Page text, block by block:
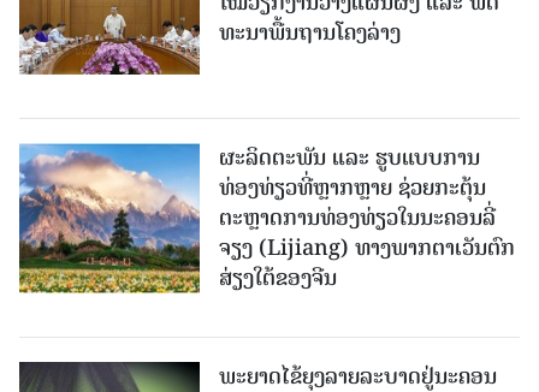
ທະ​ນາ​ພື້ນ​ຖານ​ໂຄງ​ລ່າງ
ຜະລິດຕະພັນ ແລະ ຮູບແບບການ
ທ່ອງທ່ຽວທີ່ຫຼາກຫຼາຍ ຊ່ວຍກະຕຸ້ນ
ຕະຫຼາດການທ່ອງທ່ຽວໃນນະຄອນລີ່
ຈຽງ (Lijiang) ທາງພາກຕາເວັນຕົກ
ສ່ຽງໃຕ້ຂອງຈີນ
ພະຍາດໄຂ້ຍຸງລາຍລະບາດຢູ່ນະຄອນ